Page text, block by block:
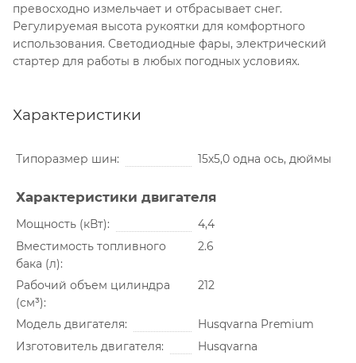
превосходно измельчает и отбрасывает снег.
Регулируемая высота рукоятки для комфортного
использования. Светодиодные фары, электрический
стартер для работы в любых погодных условиях.
Характеристики
Типоразмер шин 15х5,0 одна ось, дюймы
Характеристики двигателя
Мощность (кВт)
4,4
Вместимость топливного
бака (л)
2.6
Рабочий объем цилиндра
(см³)
212
Модель двигателя
Husqvarna Premium
Изготовитель двигателя
Husqvarna